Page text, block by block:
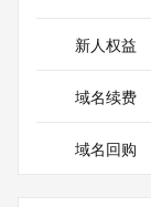
新人权益
域名续费
域名回购